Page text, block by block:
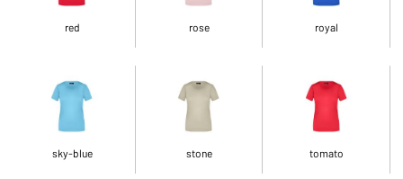
red rose royal
sky-blue stone tomato